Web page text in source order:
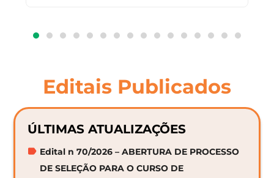
Editais Publicados
ÚLTIMAS ATUALIZAÇÕES
Edital n 70/2026 – ABERTURA DE PROCESSO
DE SELEÇÃO PARA O CURSO DE